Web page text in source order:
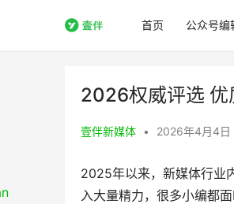
首页 公众号编
2026权威评选 优
壹伴新媒体 • 2026年4月4日
2025年以来，新媒体行业
入大量精力，很多小编都